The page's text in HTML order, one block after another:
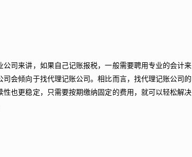
司来讲，如果自己记账报税，一般需要聘用专业的会计来
会倾向于找代理记账公司。相比而言，找代理记账公司的
也更稳定，只需要按期缴纳固定的费用，就可以轻松解决